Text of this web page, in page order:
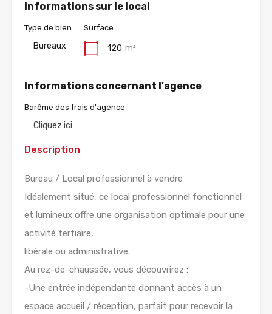
Informations sur le local
Type de bien
Bureaux
Surface
120 m²
Informations concernant l'agence
Barême des frais d'agence
Cliquez ici
Description
Bureau / Local professionnel à vendre
Idéalement situé, ce local professionnel fonctionnel
et lumineux offre une organisation optimale pour une
activité tertiaire,
libérale ou administrative.
Au rez-de-chaussée, vous découvrirez :
-Une entrée indépendante donnant accès à un
espace accueil / réception, parfait pour recevoir la